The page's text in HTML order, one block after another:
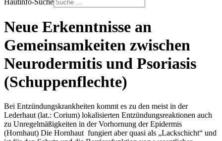
Hautinfo-Suche
Neue Erkenntnisse an
Gemeinsamkeiten zwischen
Neurodermitis und Psoriasis
(Schuppenflechte)
Bei Entzündungskrankheiten kommt es zu den meist in der
Lederhaut (lat.: Corium) lokalisierten Entzündungsreaktionen auch
zu Unregelmäßigkeiten in der Vorhornung der Epidermis
(Hornhaut) Die Hornhaut fungiert aber quasi als „Lackschicht“ und